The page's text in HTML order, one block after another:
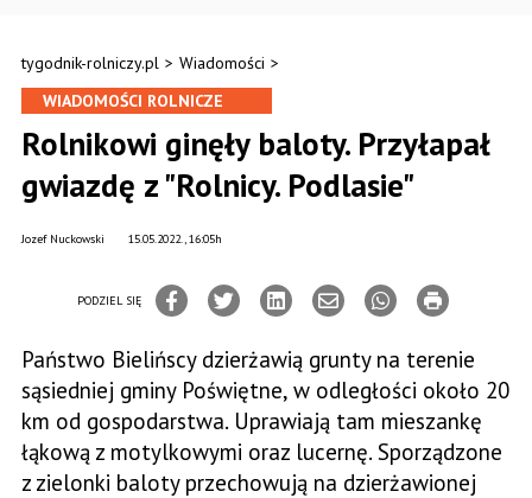
tygodnik-rolniczy.pl > Wiadomości >
WIADOMOŚCI ROLNICZE
Rolnikowi ginęły baloty. Przyłapał
gwiazdę z "Rolnicy. Podlasie"
15.05.2022., 16:05h
Jozef Nuckowski
PODZIEL SIĘ
Państwo Bielińscy dzierżawią grunty na terenie
sąsiedniej gminy Poświętne, w odległości około 20
km od gospodarstwa. Uprawiają tam mieszankę
łąkową z motylkowymi oraz lucernę. Sporządzone
z zielonki baloty przechowują na dzierżawionej